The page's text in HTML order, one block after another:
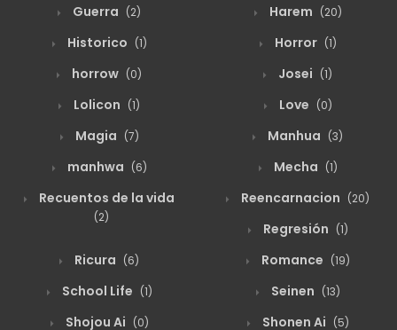
Guerra (2) Harem (20)
Historico (1) Horror (1)
horrow (0) Josei (1)
Lolicon (1) Love (0)
Magia (7) Manhua (3)
manhwa (6) Mecha (1)
Recuentos de la vida
(2)
Reencarnacion (20)
Regresión (1)
Ricura (6) Romance (19)
School Life (1) Seinen (13)
Shojou Ai (0) Shonen Ai (5)